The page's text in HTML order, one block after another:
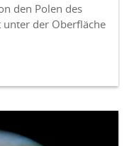
den Polen des
der Oberfläche